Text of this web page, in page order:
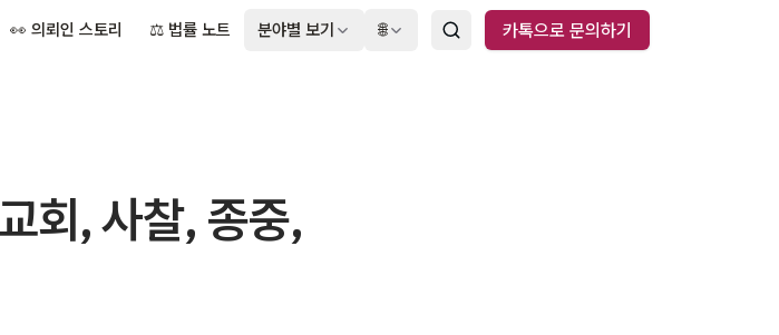
👀 의뢰인 스토리 ⚖️ 법률 노트 분야별 보기 🌐 카톡으로 문의하기
회, 사찰, 종중,